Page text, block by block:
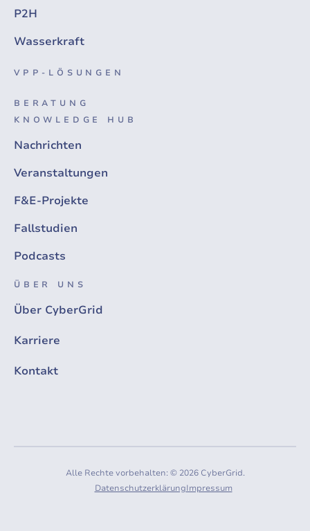
P2H
Wasserkraft
VPP-LÖSUNGEN
BERATUNG
KNOWLEDGE HUB
Nachrichten
Veranstaltungen
F&E-Projekte
Fallstudien
Podcasts
ÜBER UNS
Über CyberGrid
Karriere
Kontakt
Alle Rechte vorbehalten: © 2026 CyberGrid.
DatenschutzerklärungImpressum